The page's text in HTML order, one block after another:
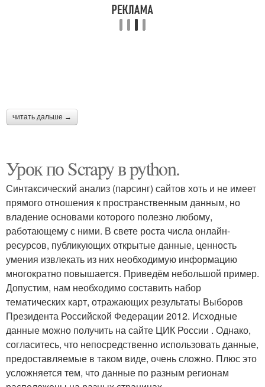
читать дальше →
Урок по Scrapy в python.
Синтаксический анализ (парсинг) сайтов хоть и не имеет
прямого отношения к пространственным данным, но
владение основами которого полезно любому,
работающему с ними. В свете роста числа онлайн-
ресурсов, публикующих открытые данные, ценность
умения извлекать из них необходимую информацию
многократно повышается. Приведём небольшой пример.
Допустим, нам необходимо составить набор
тематических карт, отражающих результаты Выборов
Президента Российской Федерации 2012. Исходные
данные можно получить на сайте ЦИК России . Однако,
согласитесь, что непосредственно использовать данные,
предоставляемые в таком виде, очень сложно. Плюс это
усложняется тем, что данные по разным регионам